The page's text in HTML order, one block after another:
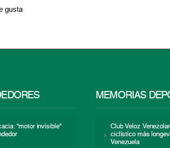
gusta
“motor invisible”
MEMORIAS
Club Veloz
ciclístico más
Venezuela